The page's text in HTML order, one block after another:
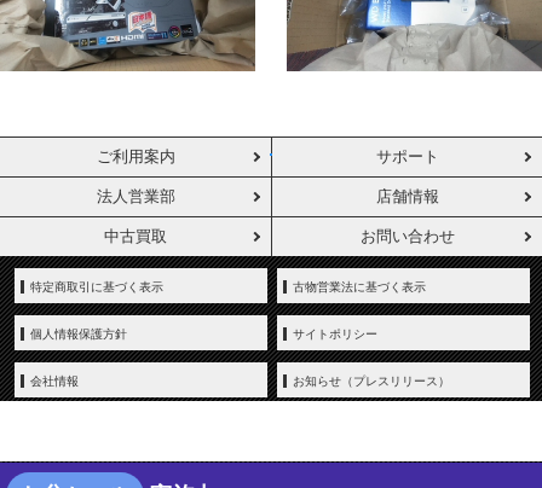
ご利用案内 サポート
法人営業部 店舗情報
中古買取 お問い合わせ
特定商取引に基づく表示 古物営業法に基づく表示
個人情報保護方針 サイトポリシー
会社情報 お知らせ（プレスリリース）